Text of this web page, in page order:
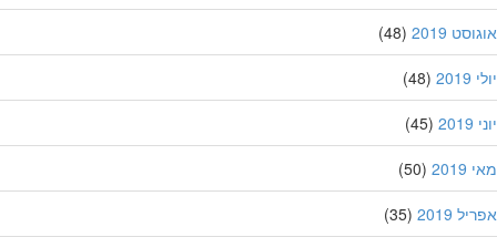
2019
(48)
(48)
(45)
(50)
2019
(35)